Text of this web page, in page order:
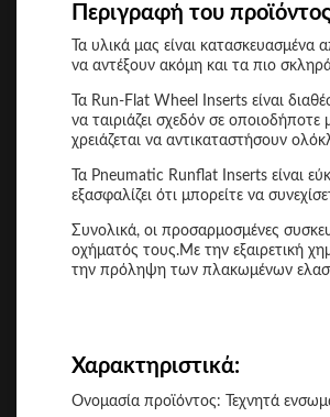
Περιγραφή του
Τα υλικά μας είναι
να αντέξουν ακόμη και τα πιο
Τα Run-Flat Wheel Inserts είναι
να ταιριάζει σχεδόν σε
χρειάζεται να αντικαταστήσουν
Τα Pneumatic Runflat Inserts είναι
εξασφαλίζει ότι μπορείτε να
Συνολικά, οι προσαρμοσμένες
οχήματός τους.Με την εξαιρετική
την πρόληψη των πλακωμένων
Χαρακτηριστικά:
Ονομασία προϊόντος: Τεχνητά